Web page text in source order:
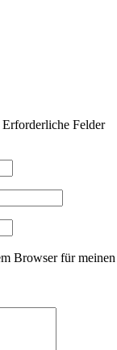
Erforderliche Felder
Browser für meinen